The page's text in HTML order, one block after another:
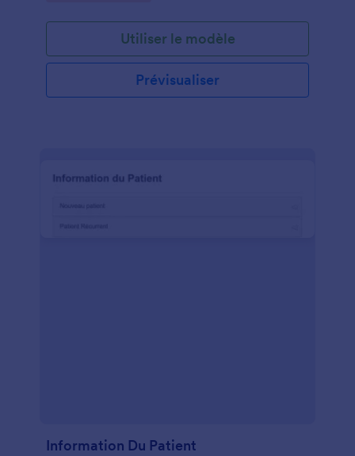
Utiliser le modèle
Prévisualiser
Information Du Patient